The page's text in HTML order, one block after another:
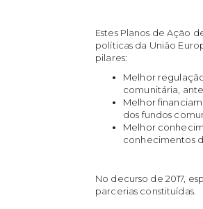
Estes Planos de Ação
políticas da União
pilares:
Melhor
comunitária,
Melhor
dos fundos
Melhor
conhecimentos
No decurso de 2017,
parcerias constituídas.